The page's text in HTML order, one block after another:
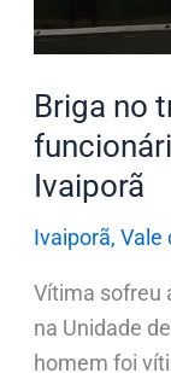
Briga no
Ivaiporã
Ivaiporã, Vale
Vítima sofreu
na Unidade
homem foi
desmaiado
em